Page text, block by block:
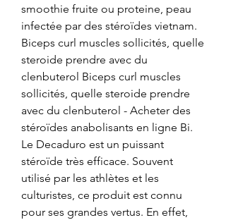
smoothie fruite ou proteine, peau
infectée par des stéroïdes vietnam.
Biceps curl muscles sollicités, quelle
steroide prendre avec du
clenbuterol Biceps curl muscles
sollicités, quelle steroide prendre
avec du clenbuterol - Acheter des
stéroïdes anabolisants en ligne Bi.
Le Decaduro est un puissant
stéroïde très efficace. Souvent
utilisé par les athlètes et les
culturistes, ce produit est connu
pour ses grandes vertus. En effet,